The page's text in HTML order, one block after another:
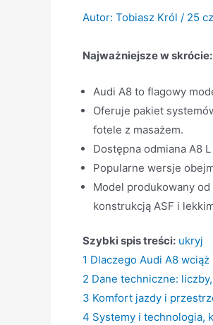
Autor: Tobiasz Król / 25
Najważniejsze w skrócie:
Audi A8 to flagowy
Oferuje pakiet
fotele z masażem.
Dostępna odmiana A8
Popularne wersje
Model produkowany
konstrukcją ASF i
Szybki spis treści: ukryj
1 Dlaczego Audi A8
2 Dane techniczne:
3 Komfort jazdy i
4 Systemy i technologia,